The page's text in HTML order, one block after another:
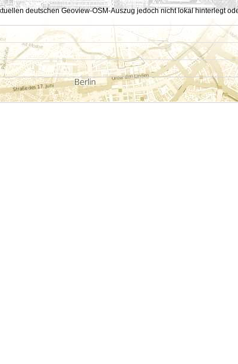
deutschen Geoview-OSM-Auszug jedoch nicht lokal hinterlegt